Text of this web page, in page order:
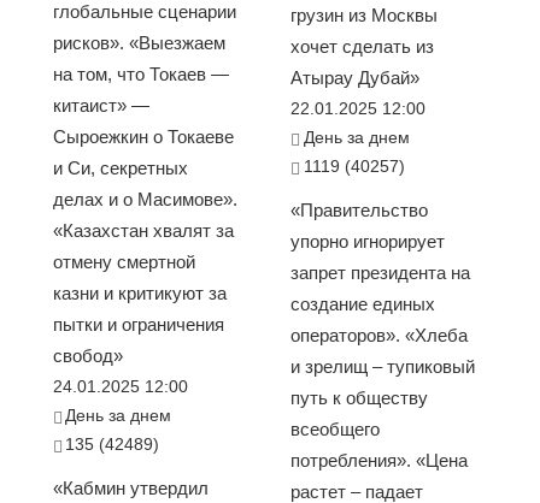
глобальные сценарии
рисков». «Выезжаем
на том, что Токаев —
китаист» —
Сыроежкин о Токаеве
и Си, секретных
делах и о Масимове».
«Казахстан хвалят за
отмену смертной
казни и критикуют за
пытки и ограничения
свобод»
24.01.2025 12:00
День за днем
135 (42489)
«Кабмин утвердил
грузин из Москвы
хочет сделать из
Атырау Дубай»
22.01.2025 12:00
День за днем
1119 (40257)
«Правительство
упорно игнорирует
запрет президента на
создание единых
операторов». «Хлеба
и зрелищ – тупиковый
путь к обществу
всеобщего
потребления». «Цена
растет – падает